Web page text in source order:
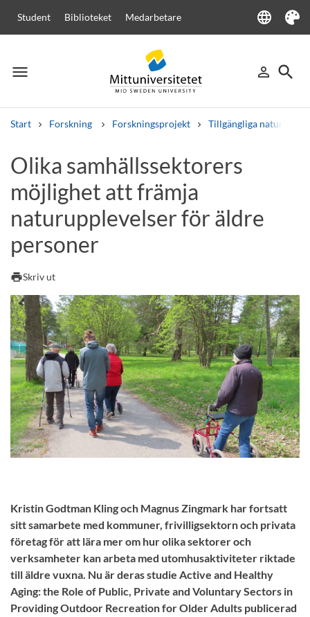
Student Biblioteket Medarbetare language
Language
Tema
menu
Meny person_outline
Logga in
search
Sök
Start Forskning Forskningsprojekt Tillgängliga
Andra söktjänster
Kurser och programKursplanerVälkomstbrev
Lediga jobb
Olika samhällssektorers
möjlighet att främja
naturupplevelser för äldre
personer
printSkriv ut
Kristin Godtman Kling och Magnus Zingmark har fortsatt
sitt samarbete med kommuner, frivilligsektorn och privata
företag för att lära mer om hur olika sektorer och
verksamheter kan arbeta med utomhusaktiviteter riktade
till äldre vuxna. Nu är deras studie Active and Healthy
Aging: the Role of Public, Private and Voluntary Sectors in
Providing Outdoor Recreation for Older Adults publicerad